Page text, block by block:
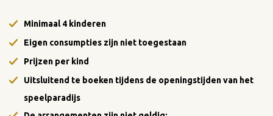
Minimaal 4 kinderen
Eigen consumpties zijn niet toegestaan
Prijzen per kind
Uitsluitend te boeken tijdens de openingstijden van het
speelparadijs